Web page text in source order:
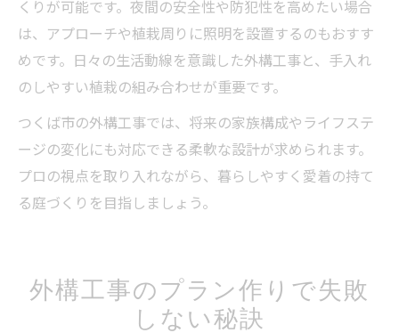
くりが可能です。夜間の安全性や防犯性を高めたい場合
は、アプローチや植栽周りに照明を設置するのもおすす
めです。日々の生活動線を意識した外構工事と、手入れ
のしやすい植栽の組み合わせが重要です。
つくば市の外構工事では、将来の家族構成やライフステ
ージの変化にも対応できる柔軟な設計が求められます。
プロの視点を取り入れながら、暮らしやすく愛着の持て
る庭づくりを目指しましょう。
外構工事のプラン作りで失敗
しない秘訣